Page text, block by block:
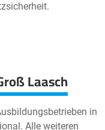
Laasch
in
Alle weiteren